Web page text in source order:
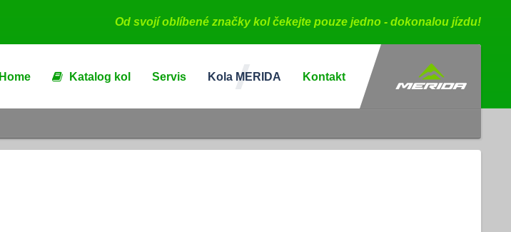
Od svojí oblíbené značky kol čekejte pouze jedno - dokonalou jízdu!
Home Katalog kol Servis Kola MERIDA Kontakt